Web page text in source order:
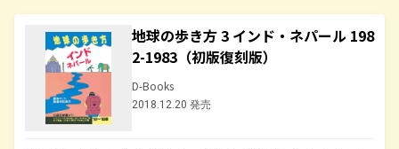
地球の歩き方 3 インド・ネパール 198
2-1983（初版復刻版）
D-Books
2018.12.20 発売